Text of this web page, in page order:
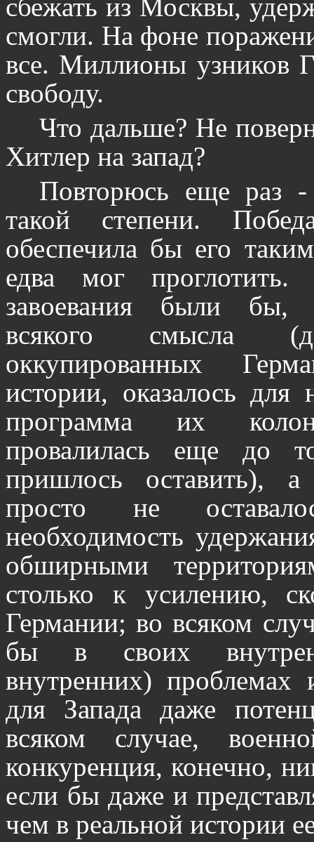
сбежать из Москвы,
смогли. На фоне
все. Миллионы
свободу.
Что дальше? Не
Хитлер на запад?
Повторюсь еще раз
такой степени.
обеспечила бы его
едва мог
завоевания были бы,
всякого смысла
оккупированных
истории, оказалось для
программа их
провалилась еще до
пришлось оставить),
просто не
необходимость
обширными
столько к усилению,
Германии; во всяком
бы в своих
внутренних) проблемах
для Запада даже
всяком случае,
конкуренция, конечно,
если бы даже и
чем в реальной истории